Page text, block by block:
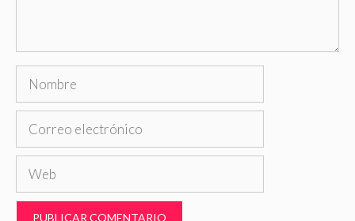
Nombre
Correo
Web